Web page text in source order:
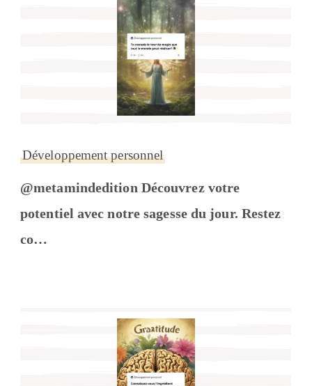
Développement personnel
@metamindedition Découvrez votre
potentiel avec notre sagesse du jour. Restez
co…